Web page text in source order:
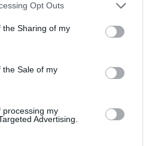
Opt Outs
the Sharing of my
the Sale of my
processing my
Advertising.
verdadera, de
es un trabajo
SANCHISTA